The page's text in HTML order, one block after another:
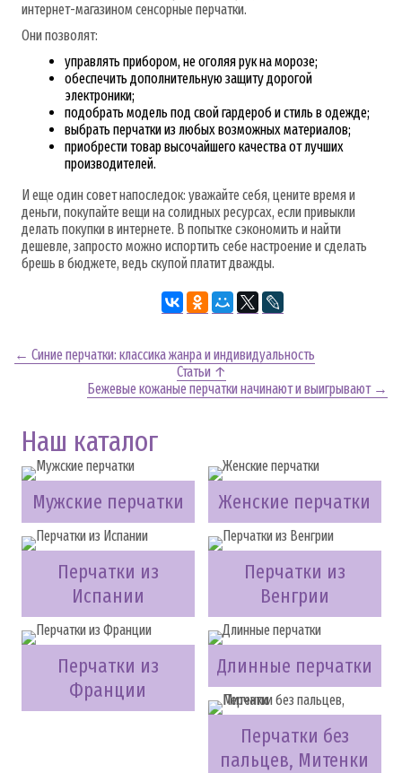
интернет-магазином сенсорные перчатки.
Они позволят:
управлять прибором, не оголяя рук на морозе;
обеспечить дополнительную защиту дорогой
электроники;
подобрать модель под свой гардероб и стиль в одежде;
выбрать перчатки из любых возможных материалов;
приобрести товар высочайшего качества от лучших
производителей.
И еще один совет напоследок: уважайте себя, цените время и
деньги, покупайте вещи на солидных ресурсах, если привыкли
делать покупки в интернете. В попытке сэкономить и найти
дешевле, запросто можно испортить себе настроение и сделать
брешь в бюджете, ведь скупой платит дважды.
← Синие перчатки: классика жанра и индивидуальность
Статьи ↑
Бежевые кожаные перчатки начинают и выигрывают →
Наш каталог
Мужские перчатки Женские перчатки
Перчатки из
Испании
Перчатки из
Венгрии
Перчатки из
Франции
Длинные перчатки
Перчатки без
пальцев, Митенки